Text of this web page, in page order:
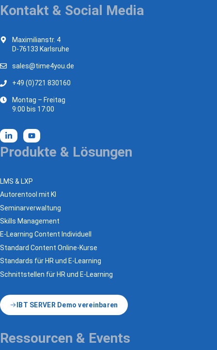
Kontakt & Social Media
Maximilianstr. 4
D-76133 Karlsruhe
sales@time4you.de
+49 (0)721 830160
Montag – Freitag
9:00 bis 17:00
Produkte & Lösungen
LMS & LXP
Autorentool mit KI
Seminarverwaltung
Skills Management
E-Learning Content Individuell
Standard Content Online-Kurse
Standards für HR und E-Learning
Schnittstellen für HR und E-Learning
IBT SERVER Demo vereinbaren
Ressourcen & Events